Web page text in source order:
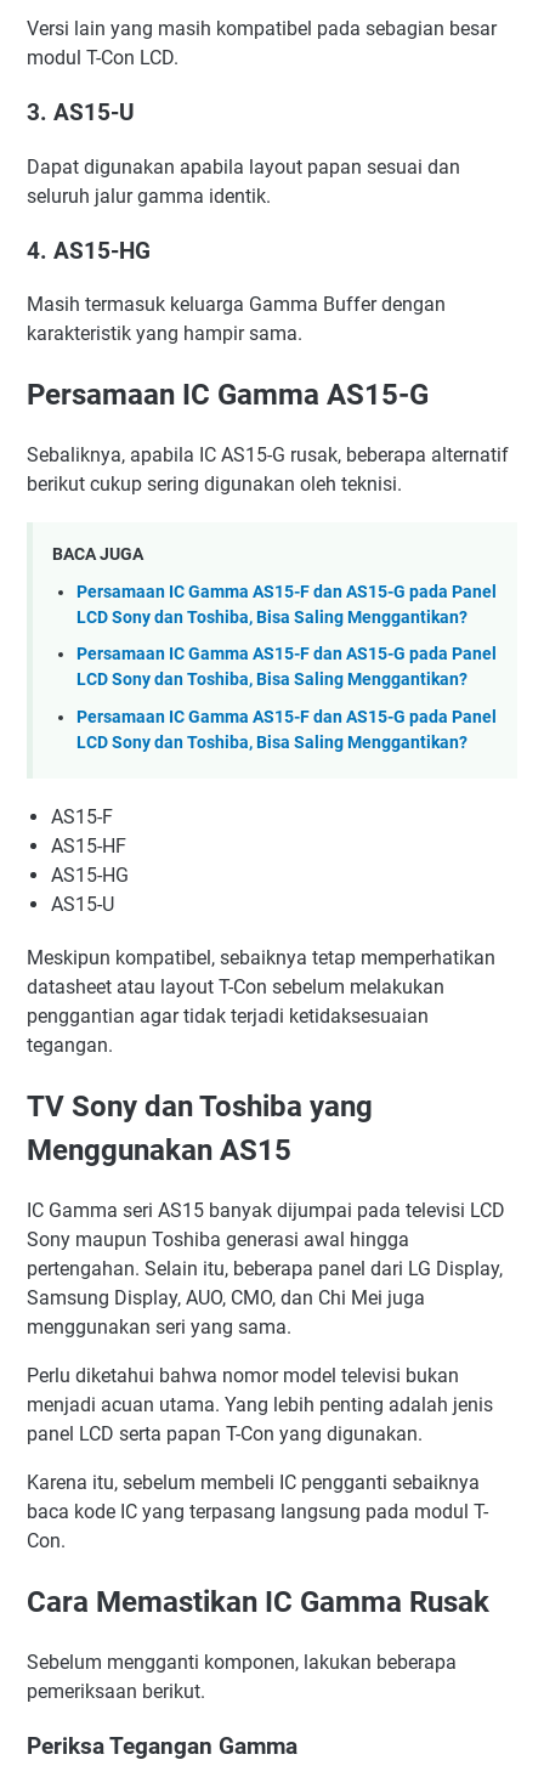
Versi lain yang masih kompatibel pada sebagian besar
modul T-Con LCD.
3. AS15-U
Dapat digunakan apabila layout papan sesuai dan
seluruh jalur gamma identik.
4. AS15-HG
Masih termasuk keluarga Gamma Buffer dengan
karakteristik yang hampir sama.
Persamaan IC Gamma AS15-G
Sebaliknya, apabila IC AS15-G rusak, beberapa alternatif
berikut cukup sering digunakan oleh teknisi.
BACA JUGA
Persamaan IC Gamma AS15-F dan AS15-G pada Panel
LCD Sony dan Toshiba, Bisa Saling Menggantikan?
Persamaan IC Gamma AS15-F dan AS15-G pada Panel
LCD Sony dan Toshiba, Bisa Saling Menggantikan?
Persamaan IC Gamma AS15-F dan AS15-G pada Panel
LCD Sony dan Toshiba, Bisa Saling Menggantikan?
AS15-F
AS15-HF
AS15-HG
AS15-U
Meskipun kompatibel, sebaiknya tetap memperhatikan
datasheet atau layout T-Con sebelum melakukan
penggantian agar tidak terjadi ketidaksesuaian
tegangan.
TV Sony dan Toshiba yang
Menggunakan AS15
IC Gamma seri AS15 banyak dijumpai pada televisi LCD
Sony maupun Toshiba generasi awal hingga
pertengahan. Selain itu, beberapa panel dari LG Display,
Samsung Display, AUO, CMO, dan Chi Mei juga
menggunakan seri yang sama.
Perlu diketahui bahwa nomor model televisi bukan
menjadi acuan utama. Yang lebih penting adalah jenis
panel LCD serta papan T-Con yang digunakan.
Karena itu, sebelum membeli IC pengganti sebaiknya
baca kode IC yang terpasang langsung pada modul T-
Con.
Cara Memastikan IC Gamma Rusak
Sebelum mengganti komponen, lakukan beberapa
pemeriksaan berikut.
Periksa Tegangan Gamma